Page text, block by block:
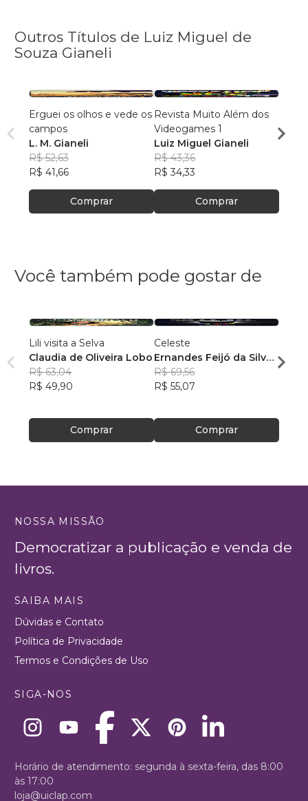
Outros Títulos de Luiz Miguel de
Souza Gianeli
Erguei os olhos e vede os
campos
L. M. Gianeli
R$ 52,63
R$ 41,66
Comprar
Revista Muito Além dos
Videogames 1
Luiz Miguel Gianeli
R$ 43,36
R$ 34,33
Comprar
Luiz
Você também pode gostar de
Lili visita a Selva
Claudia de Oliveira Lobo
R$ 63,04
R$ 49,90
Comprar
Celeste
Ernandes Feijó da Silva
Júnior
R$ 69,56
R$ 55,07
Comprar
NOSSA MISSÃO
Democratizar a publicação e venda de
livros.
SAIBA MAIS
Dúvidas e Contato
Política de Privacidade
Termos e Condições de Uso
SIGA-NOS
Horário de atendimento: segunda à sexta-feira, das 8:00
às 17:00
loja@uiclap.com